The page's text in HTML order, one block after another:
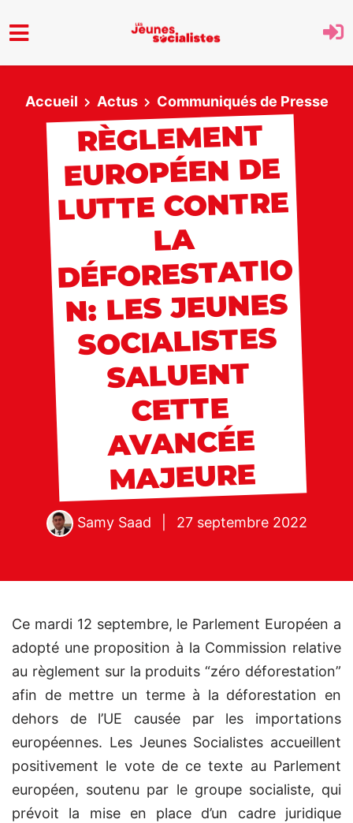
Accueil
Actus Communiqués de Presse
RÈGLEMENT
EUROPÉEN DE
LUTTE CONTRE
LA
DÉFORESTATIO
N: LES JEUNES
SOCIALISTES
SALUENT
CETTE
AVANCÉE
MAJEURE
Samy Saad 27 septembre 2022
Ce mardi 12 septembre, le Parlement Européen a
adopté une proposition à la Commission relative
au règlement sur la produits “zéro déforestation”
afin de mettre un terme à la déforestation en
dehors de l’UE causée par les importations
européennes. Les Jeunes Socialistes accueillent
positivement le vote de ce texte au Parlement
européen, soutenu par le groupe socialiste, qui
prévoit la mise en place d’un cadre juridique